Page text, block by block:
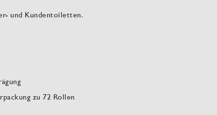
und Kundentoiletten.
zu 72 Rollen